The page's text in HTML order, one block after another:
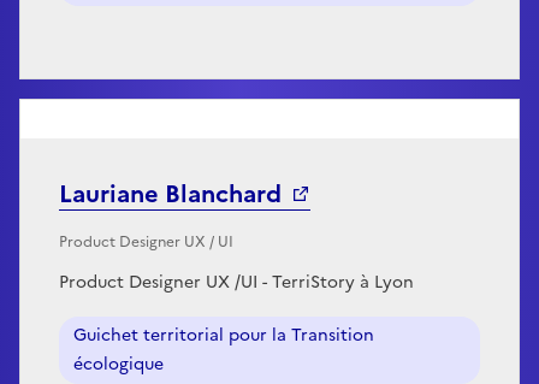
Lauriane Blanchard
Product Designer UX / UI
Product Designer UX /UI - TerriStory à Lyon
Guichet territorial pour la Transition
écologique